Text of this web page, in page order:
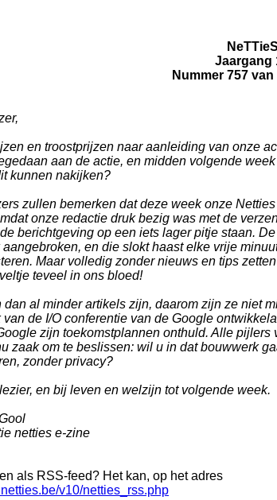
NeTTieS
Jaargang
Nummer 757 van
en troostprijzen naar aanleiding van onze
aan de actie, en midden volgende
kunnen nakijken?
zullen bemerken dat deze week onze
onze redactie druk bezig was met de
berichtgeving op een iets lager pitje staan.
en die slokt haast elke vrije
Maar volledig zonder nieuws en tips
teveel in ons bloed!
dan al minder artikels zijn, daarom zijn ze niet
van de I/O conferentie van de Google
zijn toekomstplannen onthuld. Alle
zaak om te beslissen: wil u in dat bouwwerk
zonder privacy?
en bij leven en welzijn tot volgende week.
netties e-zine
als RSS-feed? Het kan, op het adres
v10/netties_rss.php